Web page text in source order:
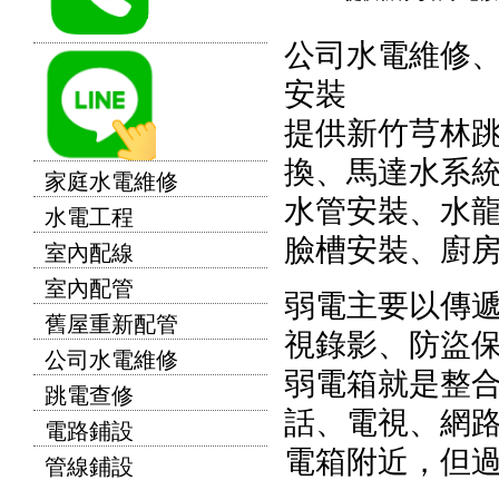
家庭水電維修
水電工程
室內配線
室內配管
舊屋重新配管
公司水電維修
跳電查修
電路鋪設
管線鋪設
公司水電維修
安裝
提供新竹芎林
換、馬達水系
水管安裝、水
臉槽安裝、廚
弱電主要以傳
視錄影、防盜
弱電箱就是整
話、電視、網
電箱附近，但